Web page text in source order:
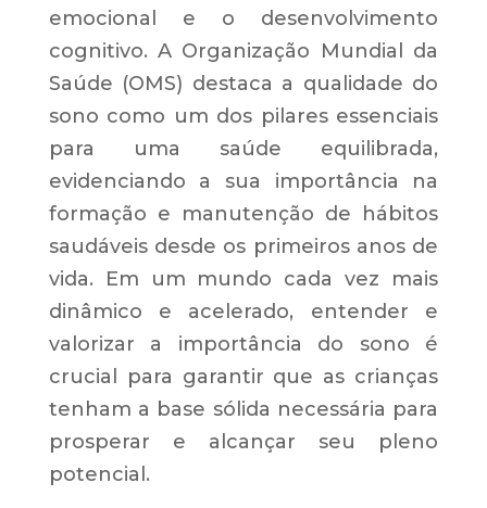
emocional e o desenvolvimento
cognitivo. A Organização Mundial da
Saúde (OMS) destaca a qualidade do
sono como um dos pilares essenciais
para uma saúde equilibrada,
evidenciando a sua importância na
formação e manutenção de hábitos
saudáveis desde os primeiros anos de
vida. Em um mundo cada vez mais
dinâmico e acelerado, entender e
valorizar a importância do sono é
crucial para garantir que as crianças
tenham a base sólida necessária para
prosperar e alcançar seu pleno
potencial.